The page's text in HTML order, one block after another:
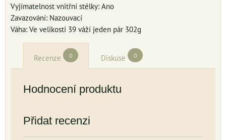
Vyjímatelnost vnitřní stélky: Ano
Zavazování: Nazouvací
Váha: Ve velikosti 39 váží jeden pár 302g
Recenze 0 Diskuse 0
Hodnocení produktu
Přidat recenzi